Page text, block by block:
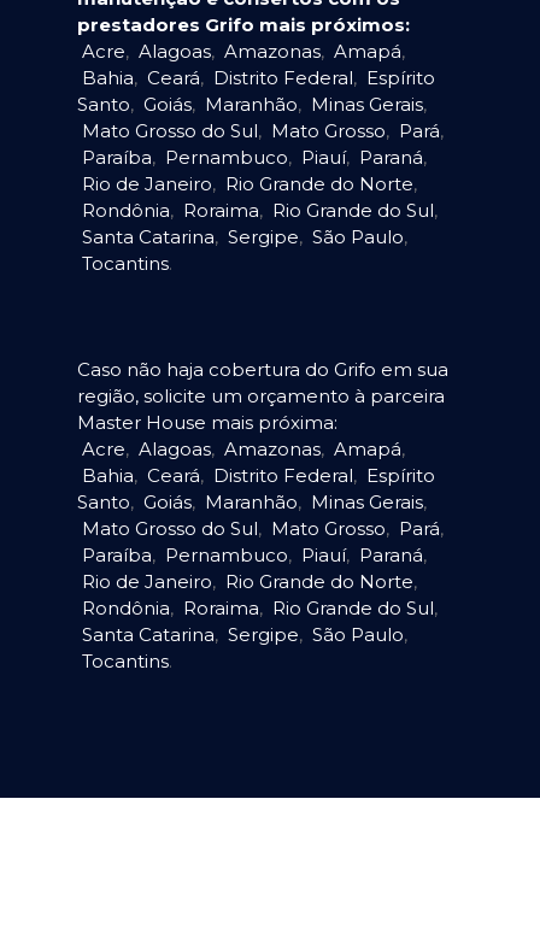
prestadores Grifo mais próximos:
Acre, Alagoas, Amazonas, Amapá,
Bahia, Ceará, Distrito Federal, Espírito
Santo, Goiás, Maranhão, Minas Gerais,
Mato Grosso do Sul, Mato Grosso, Pará,
Paraíba, Pernambuco, Piauí, Paraná,
Rio de Janeiro, Rio Grande do Norte,
Rondônia, Roraima, Rio Grande do Sul,
Santa Catarina, Sergipe, São Paulo,
Tocantins.
Caso não haja cobertura do Grifo em sua
região, solicite um orçamento à parceira
Master House mais próxima:
Acre, Alagoas, Amazonas, Amapá,
Bahia, Ceará, Distrito Federal, Espírito
Santo, Goiás, Maranhão, Minas Gerais,
Mato Grosso do Sul, Mato Grosso, Pará,
Paraíba, Pernambuco, Piauí, Paraná,
Rio de Janeiro, Rio Grande do Norte,
Rondônia, Roraima, Rio Grande do Sul,
Santa Catarina, Sergipe, São Paulo,
Tocantins.